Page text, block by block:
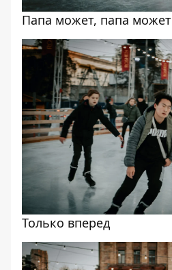
Папа может, папа может
Только вперед